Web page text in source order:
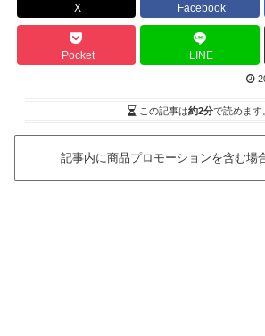
X Facebook
Pocket LINE
この記事は約2分で読めます
記事内に商品プロモーションを含む場